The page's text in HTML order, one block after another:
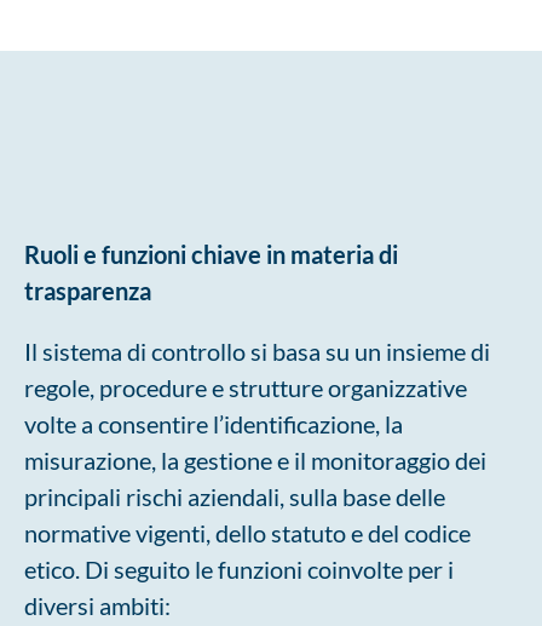
Ruoli e funzioni chiave in materia di
trasparenza
Il sistema di controllo si basa su un insieme di
regole, procedure e strutture organizzative
volte a consentire l’identificazione, la
misurazione, la gestione e il monitoraggio dei
principali rischi aziendali, sulla base delle
normative vigenti, dello statuto e del codice
etico. Di seguito le funzioni coinvolte per i
diversi ambiti: